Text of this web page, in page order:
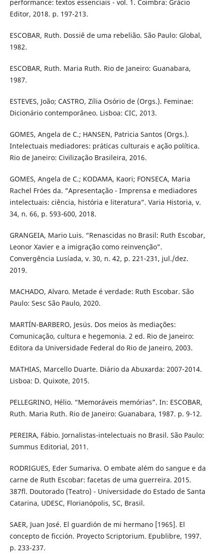
performance: textos essenciais - vol. 1. Coimbra: Grácio
Editor, 2018. p. 197-213.
ESCOBAR, Ruth. Dossiê de uma rebelião. São Paulo: Global,
1982.
ESCOBAR, Ruth. Maria Ruth. Rio de Janeiro: Guanabara,
1987.
ESTEVES, João; CASTRO, Zília Osório de (Orgs.). Feminae:
Dicionário contemporâneo. Lisboa: CIC, 2013.
GOMES, Angela de C.; HANSEN, Patricia Santos (Orgs.).
Intelectuais mediadores: práticas culturais e ação política.
Rio de Janeiro: Civilização Brasileira, 2016.
GOMES, Angela de C.; KODAMA, Kaori; FONSECA, Maria
Rachel Fróes da. “Apresentação - Imprensa e mediadores
intelectuais: ciência, história e literatura”. Varia Historia, v.
34, n. 66, p. 593-600, 2018.
GRANGEIA, Mario Luis. “Renascidas no Brasil: Ruth Escobar,
Leonor Xavier e a imigração como reinvenção”.
Convergência Lusíada, v. 30, n. 42, p. 221-231, jul./dez.
2019.
MACHADO, Alvaro. Metade é verdade: Ruth Escobar. São
Paulo: Sesc São Paulo, 2020.
MARTÍN-BARBERO, Jesús. Dos meios às mediações:
Comunicação, cultura e hegemonia. 2 ed. Rio de Janeiro:
Editora da Universidade Federal do Rio de Janeiro, 2003.
MATHIAS, Marcello Duarte. Diário da Abuxarda: 2007-2014.
Lisboa: D. Quixote, 2015.
PELLEGRINO, Hélio. “Memoráveis memórias”. In: ESCOBAR,
Ruth. Maria Ruth. Rio de Janeiro: Guanabara, 1987. p. 9-12.
PEREIRA, Fábio. Jornalistas-intelectuais no Brasil. São Paulo:
Summus Editorial, 2011.
RODRIGUES, Eder Sumariva. O embate além do sangue e da
carne de Ruth Escobar: facetas de uma guerreira. 2015.
387fl. Doutorado (Teatro) - Universidade do Estado de Santa
Catarina, UDESC, Florianópolis, SC, Brasil.
SAER, Juan José. El guardión de mi hermano [1965]. El
concepto de ficción. Proyecto Scriptorium. Epublibre, 1997.
p. 233-237.